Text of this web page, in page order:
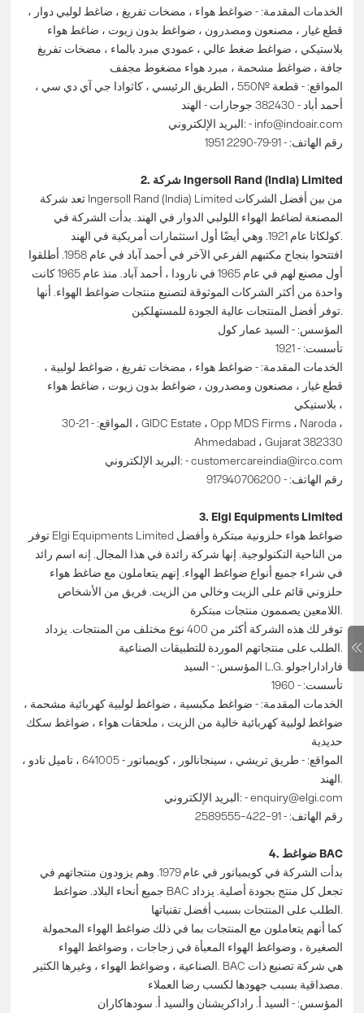
الخدمات المقدمة: - ضواغط هواء ، مضخات تفريغ ، ضاغط لولبي دوار ،
قطع غيار ، مصنعون ومصدرون ، ضواغط بدون زيوت ، ضاغط هواء
بلاستيكي ، ضواغط ضغط عالي ، عمودي مبرد بالماء ، مضخات تفريغ
جافة ، ضواغط مشحمة ، مبرد هواء مضغوط مجفف
المواقع: - قطعة №550 ، الطريق الرئيسي ، كاثوادا جي آي دي سي ،
أحمد أباد - 382430 جوجارات - الهند
البريد الإلكتروني: - info@indoair.com
رقم الهاتف: - 91-79-2290 1951
2. شركة Ingersoll Rand (India) Limited
تعد شركة Ingersoll Rand (India) Limited من بين أفضل الشركات
المصنعة لضاغط الهواء اللولبي الدوار في الهند. بدأت الشركة في
كولكاتا عام 1921. وهي أيضًا أول استثمارات أمريكية في الهند.
افتتحوا بنجاح مكتبهم الفرعي الآخر في أحمد آباد في عام 1958. أطلقوا
أول مصنع لهم في عام 1965 في نارودا ، أحمد آباد. منذ عام 1965 كانت
واحدة من أكثر الشركات الموثوقة لتصنيع منتجات ضواغط الهواء. أنها
توفر أفضل المنتجات عالية الجودة للمستهلكين.
المؤسس: - السيد عمار كول
تأسست: - 1921
الخدمات المقدمة: - ضواغط هواء ، مضخات تفريغ ، ضواغط لولبية ،
قطع غيار ، مصنعون ومصدرون ، ضواغط بدون زيوت ، ضاغط هواء
بلاستيكي ،
المواقع: - 21-30 ، GIDC Estate ، Opp MDS Firms ، Naroda ،
Ahmedabad ، Gujarat 382330
البريد الإلكتروني: -customercareindia@irco.com
رقم الهاتف: - 917940706200
3. Elgi Equipments Limited
توفر Elgi Equipments Limited ضواغط هواء حلزونية مبتكرة وأفضل
من الناحية التكنولوجية. إنها شركة رائدة في هذا المجال. إنه اسم رائد
في شراء جميع أنواع ضواغط الهواء. إنهم يتعاملون مع ضاغط هواء
حلزوني قائم على الزيت وخالي من الزيت. فريق من الأشخاص
اللامعين يصممون منتجات مبتكرة.
توفر لك هذه الشركة أكثر من 400 نوع مختلف من المنتجات. يزداد
الطلب على منتجاتهم الموردة للتطبيقات الصناعية.
المؤسس: - السيد L.G. فاراداراجولو
تأسست: - 1960
الخدمات المقدمة: - ضواغط مكبسية ، ضواغط لولبية كهربائية مشحمة ،
ضواغط لولبية كهربائية خالية من الزيت ، ملحقات هواء ، ضواغط سكك
حديدية
المواقع: - طريق تريشي ، سينجانالور ، كويمباتور - 641005 ، تاميل نادو ،
الهند.
البريد الإلكتروني: -enquiry@elgi.com
رقم الهاتف: - 91–422–2589555
4. ضواغط BAC
بدأت الشركة في كويمباتور في عام 1979. وهم يزودون منتجاتهم في
جميع أنحاء البلاد. ضواغط BAC تجعل كل منتج بجودة أصلية. يزداد
الطلب على المنتجات بسبب أفضل تقنياتها.
كما أنهم يتعاملون مع المنتجات بما في ذلك ضواغط الهواء المحمولة
الصغيرة ، وضواغط الهواء المعبأة في زجاجات ، وضواغط الهواء
الصناعية ، وضواغط الهواء ، وغيرها الكثير. BAC هي شركة تصنيع ذات
مصداقية بسبب جهودها لكسب رضا العملاء.
المؤسس: - السيد أ. راداكريشنان والسيد أ. سودهاكاران